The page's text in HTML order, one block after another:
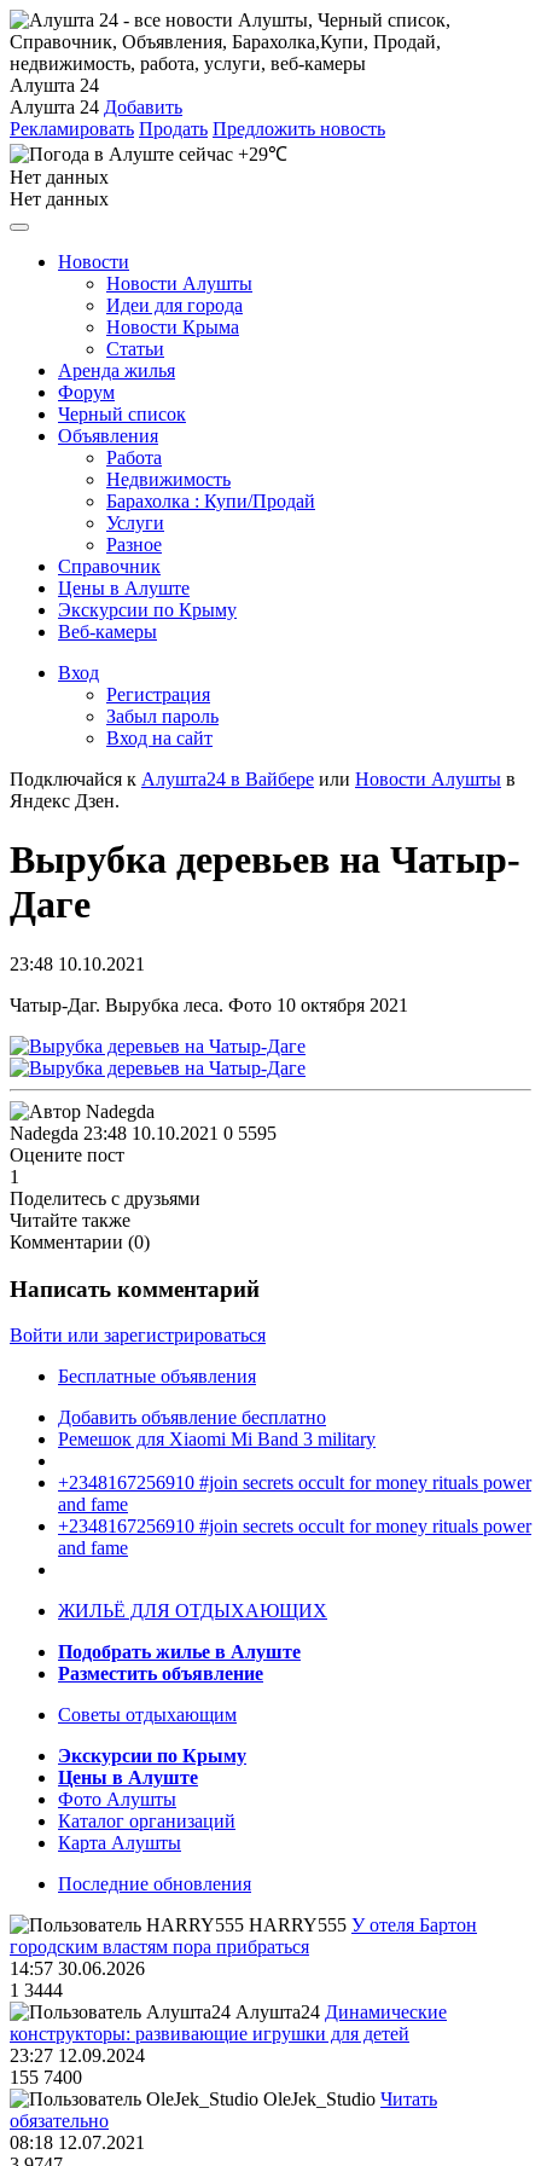
Алушта 24
Алушта 24 Добавить
Рекламировать Продать Предложить новость
+29℃
Нет данных
Нет данных
Новости
Новости Алушты
Идеи для города
Новости Крыма
Статьи
Аренда жилья
Форум
Черный список
Объявления
Работа
Недвижимость
Барахолка : Купи/Продай
Услуги
Разное
Справочник
Цены в Алуште
Экскурсии по Крыму
Веб-камеры
Вход
Регистрация
Забыл пароль
Вход на сайт
Подключайся к Алушта24 в Вайбере или Новости Алушты в
Яндекс Дзен.
Вырубка деревьев на Чатыр-
Даге
23:48 10.10.2021
Чатыр-Даг. Вырубка леса. Фото 10 октября 2021
Nadegda 23:48 10.10.2021 0 5595
Оцените пост
1
Поделитесь с друзьями
Читайте также
Комментарии (0)
Написать комментарий
Войти или зарегистрироваться
Бесплатные объявления
Добавить объявление бесплатно
Ремешок для Xiaomi Mi Band 3 military
+2348167256910 #join secrets occult for money rituals power
and fame
+2348167256910 #join secrets occult for money rituals power
and fame
ЖИЛЬЁ ДЛЯ ОТДЫХАЮЩИХ
Подобрать жилье в Алуште
Разместить объявление
Советы отдыхающим
Экскурсии по Крыму
Цены в Алуште
Фото Алушты
Каталог организаций
Карта Алушты
Последние обновления
HARRY555 У отеля Бартон
городским властям пора прибраться
14:57 30.06.2026
1 3444
Алушта24 Динамические
конструкторы: развивающие игрушки для детей
23:27 12.09.2024
155 7400
OleJek_Studio Читать
обязательно
08:18 12.07.2021